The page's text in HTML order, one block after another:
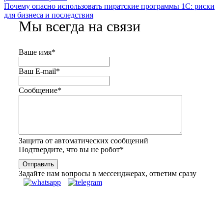
Почему опасно использовать пиратские программы 1С: риски
для бизнеса и последствия
Мы всегда на связи
Ваше имя*
Ваш E-mail*
Сообщение*
Защита от автоматических сообщений
Подтвердите, что вы не робот*
Задайте нам вопросы в мессенджерах, ответим сразу